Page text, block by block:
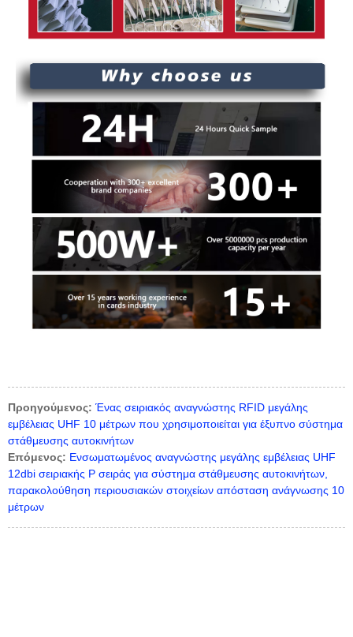
Προηγούμενος: Ένας σειριακός αναγνώστης RFID μεγάλης
εμβέλειας UHF 10 μέτρων που χρησιμοποιείται για έξυπνο σύστημα
στάθμευσης αυτοκινήτων
Επόμενος: Ενσωματωμένος αναγνώστης μεγάλης εμβέλειας UHF
12dbi σειριακής P σειράς για σύστημα στάθμευσης αυτοκινήτων,
παρακολούθηση περιουσιακών στοιχείων απόσταση ανάγνωσης 10
μέτρων